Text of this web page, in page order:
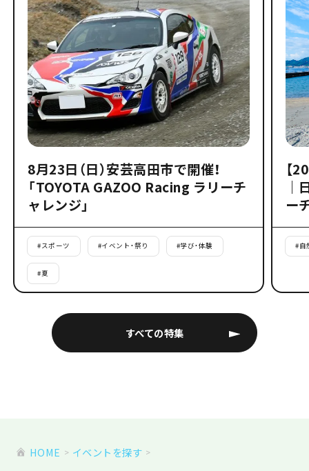
すべての特集
8月23日（日）安芸高田市で開催！
「TOYOTA GAZOO Racing ラリーチ
ャレンジ」
#スポーツ #イベント・祭り #学び・体験
#夏
【
｜
ー
#自
HOME
イベントを探す